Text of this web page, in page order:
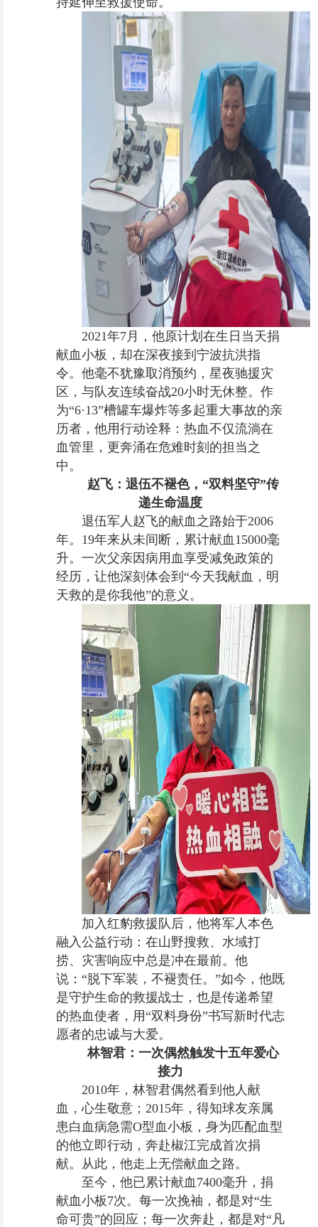
2021年7月，他原计划在生日当天捐
献血小板，却在深夜接到宁波抗洪指
令。他毫不犹豫取消预约，星夜驰援灾
区，与队友连续奋战20小时无休整。作
为“6·13”槽罐车爆炸等多起重大事故的亲
历者，他用行动诠释：热血不仅流淌在
血管里，更奔涌在危难时刻的担当之
中。
赵飞：退伍不褪色，“双料坚守”传
递生命温度
退伍军人赵飞的献血之路始于2006
年。19年来从未间断，累计献血15000毫
升。一次父亲因病用血享受减免政策的
经历，让他深刻体会到“今天我献血，明
天救的是你我他”的意义。
加入红豹救援队后，他将军人本色
融入公益行动：在山野搜救、水域打
捞、灾害响应中总是冲在最前。他
说：“脱下军装，不褪责任。”如今，他既
是守护生命的救援战士，也是传递希望
的热血使者，用“双料身份”书写新时代志
愿者的忠诚与大爱。
林智君：一次偶然触发十五年爱心
接力
2010年，林智君偶然看到他人献
血，心生敬意；2015年，得知球友亲属
患白血病急需O型血小板，身为匹配血型
的他立即行动，奔赴椒江完成首次捐
献。从此，他走上无偿献血之路。
至今，他已累计献血7400毫升，捐
献血小板7次。每一次挽袖，都是对“生
命可贵”的回应；每一次奔赴，都是对“凡